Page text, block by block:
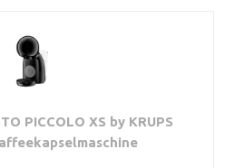
PICCOLO XS by KRUPS